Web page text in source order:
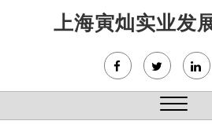
上海寅灿实业发
Close